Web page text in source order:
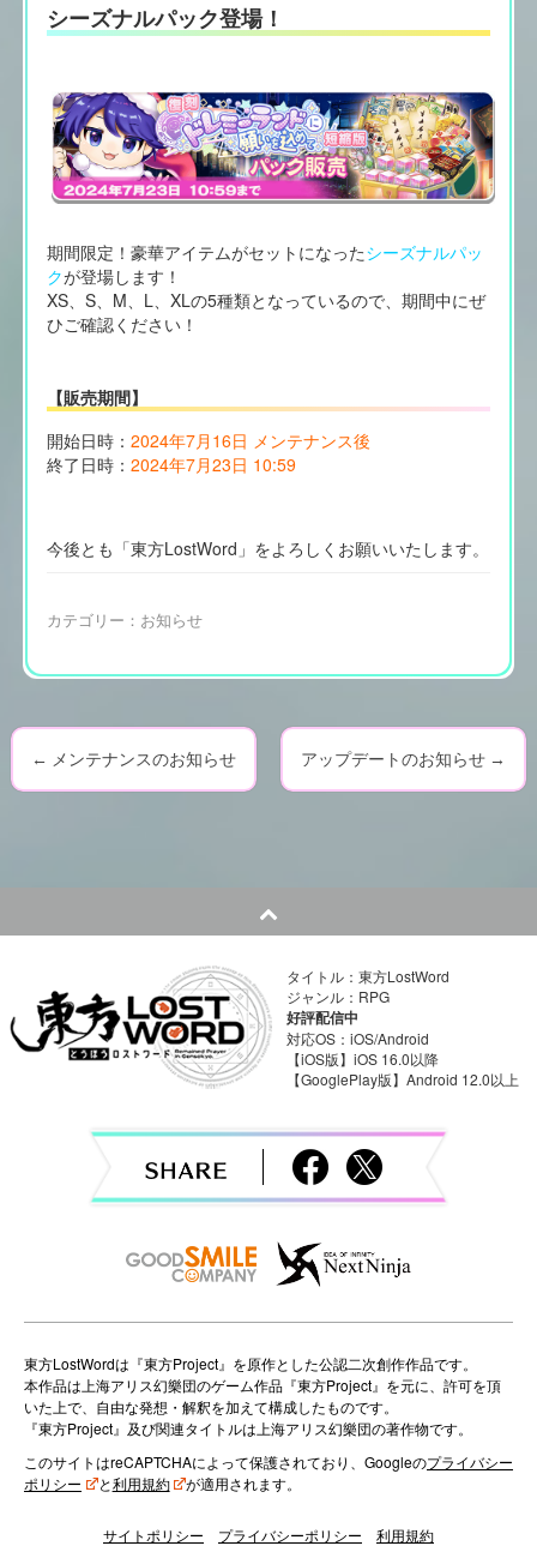
シーズナルパック登場！
期間限定！豪華アイテムがセットになったシーズナルパッ
クが登場します！
XS、S、M、L、XLの5種類となっているので、期間中にぜ
ひご確認ください！
【販売期間】
開始日時： 2024年7月16日 メンテナンス後
終了日時： 2024年7月23日 10:59
今後とも「東方LostWord」をよろしくお願いいたします。
カテゴリー： お知らせ
P
t
a
o
n
← メンテナンスのお知らせ アップデートのお知らせ →
タイトル：東方LostWord
ジャンル：RPG
好評配信中
対応OS：iOS/Android
【iOS版】iOS 16.0以降
【GooglePlay版】Android 12.0以上
東方LostWordは『東方Project』を原作とした公認二次創作作品です。
本作品は上海アリス幻樂団のゲーム作品『東方Project』を元に、許可を頂
いた上で、自由な発想・解釈を加えて構成したものです。
『東方Project』及び関連タイトルは上海アリス幻樂団の著作物です。
このサイトはreCAPTCHAによって保護されており、Googleのプライバシー
ポリシー
と利用規約 が適用されます。
サイトポリシー プライバシーポリシー 利用規約